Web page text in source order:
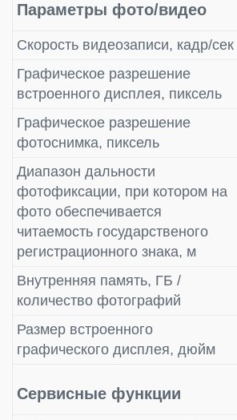
Параметры фото/видео
Скорость видеозаписи, кадр/сек
Графическое разрешение
встроенного дисплея, пиксель
Графическое разрешение
фотоснимка, пиксель
Диапазон дальности
фотофиксации, при котором на
фото обеспечивается
читаемость государственого
регистрационного знака, м
Внутренняя память, ГБ /
количество фотографий
Размер встроенного
графического дисплея, дюйм
Сервисные функции